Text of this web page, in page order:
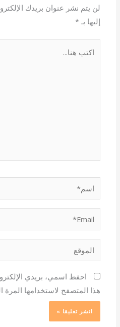
لن يتم نشر عنوان بريدك
إليها بـ*
اسم*
Email*
الموقع
احفظ اسمي، بريدي
هذا المتصفح لاستخدامها المرة